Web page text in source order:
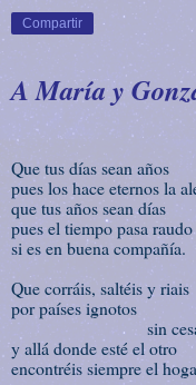
Compartir
A María y
Que tus días sean años
pues los hace eternos la
que tus años sean días
pues el tiempo pasa raudo
si es en buena compañía.
Que corráis, saltéis y riais
por países ignotos
sin
y allá donde esté el otro
encontréis siempre el